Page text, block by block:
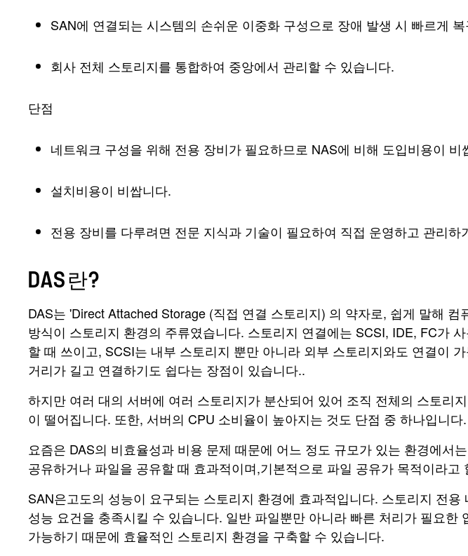
SAN에 연결되는 시스템의 손쉬운 이중화 구성으로 장애 발생 시 빠르게
회사 전체 스토리지를 통합하여 중앙에서 관리할 수 있습니다.
단점
네트워크 구성을 위해 전용 장비가 필요하므로 NAS에 비해 도입비용이 비
설치비용이 비쌉니다.
전용 장비를 다루려면 전문 지식과 기술이 필요하여 직접 운영하고 관리하
DAS란?
DAS는 'Direct Attached Storage (직접 연결 스토리지) 의 약자로, 쉽게 말해
방식이 스토리지 환경의 주류였습니다. 스토리지 연결에는 SCSI, IDE, FC가
할 때 쓰이고, SCSI는 내부 스토리지 뿐만 아니라 외부 스토리지와도 연결이
거리가 길고 연결하기도 쉽다는 장점이 있습니다..
하지만 여러 대의 서버에 여러 스토리지가 분산되어 있어 조직 전체의 스토리
이 떨어집니다. 또한, 서버의 CPU 소비율이 높아지는 것도 단점 중 하나입니다.
요즘은 DAS의 비효율성과 비용 문제 때문에 어느 정도 규모가 있는 환경에
공유하거나 파일을 공유할 때 효과적이며,기본적으로 파일 공유가 목적이라고
SAN은고도의 성능이 요구되는 스토리지 환경에 효과적입니다. 스토리지 전
성능 요건을 충족시킬 수 있습니다. 일반 파일뿐만 아니라 빠른 처리가 필요
가능하기 때문에 효율적인 스토리지 환경을 구축할 수 있습니다.